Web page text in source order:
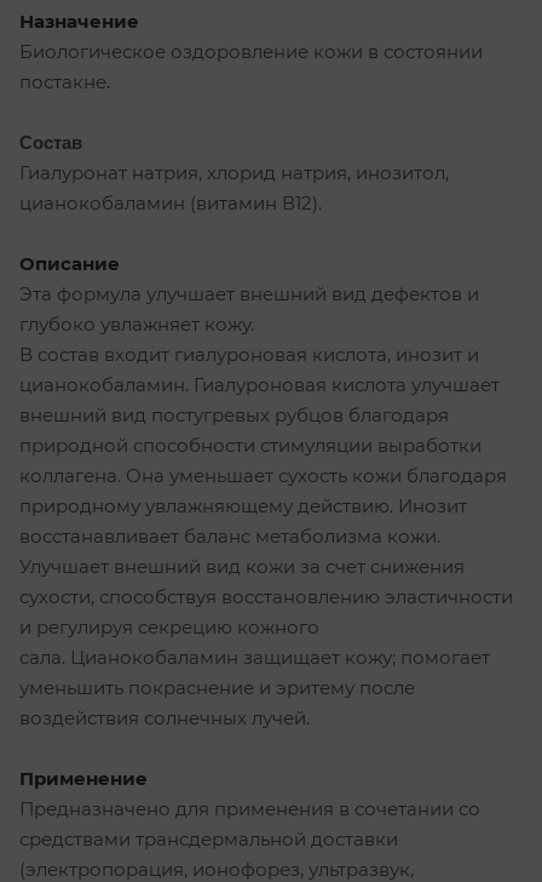
Назначение
Биологическое оздоровление кожи в состоянии
постакне.
Состав
Гиалуронат натрия, хлорид натрия, инозитол,
цианокобаламин (витамин В12).
Описание
Эта формула улучшает внешний вид дефектов и
глубоко увлажняет кожу.
В состав входит гиалуроновая кислота, инозит и
цианокобаламин. Гиалуроновая кислота улучшает
внешний вид постугревых рубцов благодаря
природной способности стимуляции выработки
коллагена. Она уменьшает сухость кожи благодаря
природному увлажняющему действию. Инозит
восстанавливает баланс метаболизма кожи.
Улучшает внешний вид кожи за счет снижения
сухости, способствуя восстановлению эластичности
и регулируя секрецию кожного
сала. Цианокобаламин защищает кожу; помогает
уменьшить покраснение и эритему после
воздействия солнечных лучей.
Применение
Предназначено для применения в сочетании со
средствами трансдермальной доставки
(электропорация, ионофорез, ультразвук,